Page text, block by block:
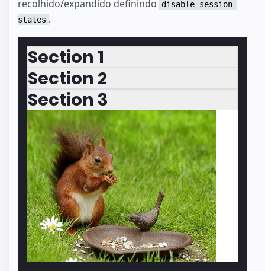
recolhido/expandido definindo
disable-session-
states .
Section 1
Section 2
Section 3